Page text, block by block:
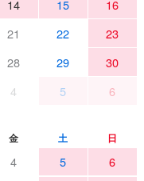
14 15
16
21 22
23
28 29
30
4 5 6
金 土 日
4 5
6